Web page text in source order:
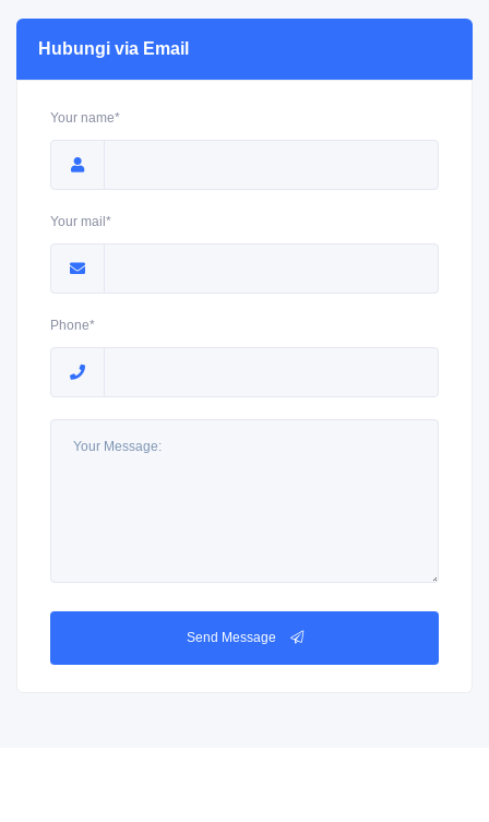
Hubungi via Email
Your name*
Your mail*
Phone*
Send Message